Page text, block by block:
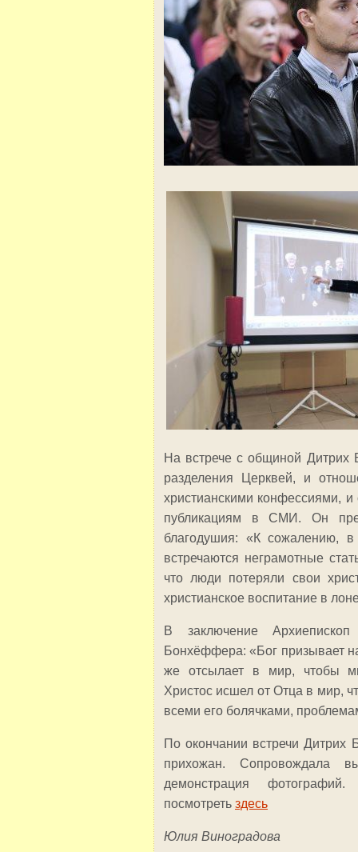
На встрече с общиной Дитрих
разделения Церквей, и
христианскими конфессиями,
публикациям в СМИ. Он
благодушия: «К сожалению, в
встречаются неграмотные
что люди потеряли свои
христианское воспитание в
В заключение
Бонхёффера: «Бог призывает
же отсылает в мир, чтобы
Христос исшел от Отца в мир,
всеми его болячками,
По окончании встречи Дитрих
прихожан. Сопровождала
демонстрация
посмотреть здесь
Юлия Виноградова